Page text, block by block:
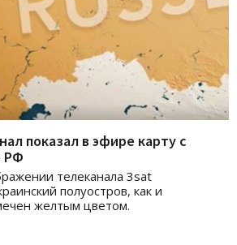
показал в эфире карту с
РФ
телеканала 3sat
полуостров, как и
желтым цветом.